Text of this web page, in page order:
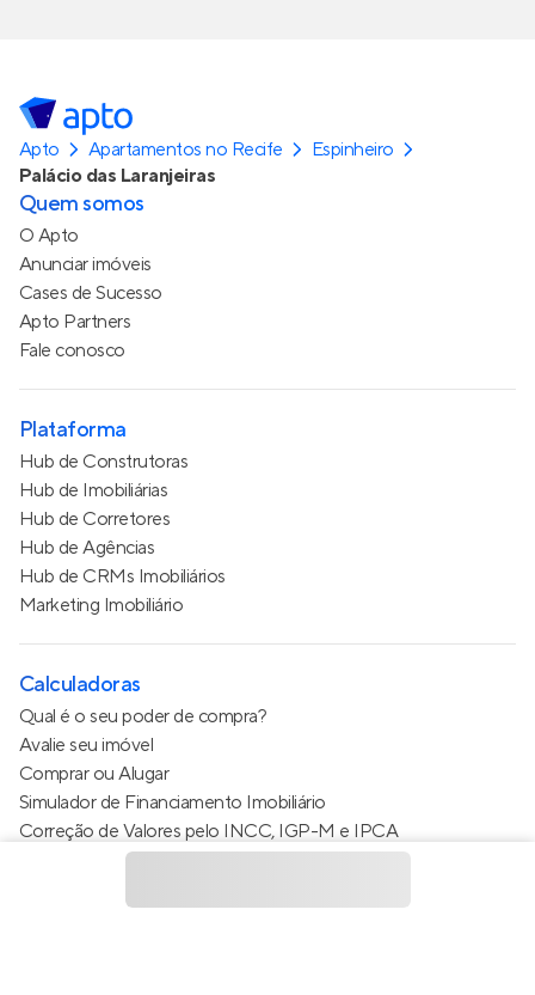
Apto Apartamentos no Recife
Espinheiro
Palácio das Laranjeiras
Quem somos
O Apto
Anunciar imóveis
Cases de Sucesso
Apto Partners
Fale conosco
Plataforma
Hub de Construtoras
Hub de Imobiliárias
Hub de Corretores
Hub de Agências
Hub de CRMs Imobiliários
Marketing Imobiliário
Calculadoras
Qual é o seu poder de compra?
Avalie seu imóvel
Comprar ou Alugar
Simulador de Financiamento Imobiliário
Correção de Valores pelo INCC, IGP-M e IPCA
Estimativa de valor do condomínio